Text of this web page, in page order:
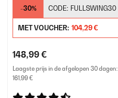
-30% CODE: FULLSWING30
MET VOUCHER: 104,29 €
148,99 €
Laagste prijs in de afgelopen 30 dagen:
161,99 €